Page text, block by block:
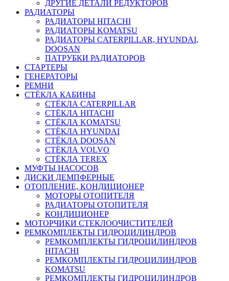
ДРУГИЕ ДЕТАЛИ РЕДУКТОРОВ
РАДИАТОРЫ
РАДИАТОРЫ HITACHI
РАДИАТОРЫ KOMATSU
РАДИАТОРЫ CATERPILLAR, HYUNDAI,
DOOSAN
ПАТРУБКИ РАДИАТОРОВ
СТАРТЕРЫ
ГЕНЕРАТОРЫ
РЕМНИ
СТЁКЛА КАБИНЫ
СТЁКЛА CATERPILLAR
СТЁКЛА HITACHI
СТЁКЛА KOMATSU
СТЁКЛА HYUNDAI
СТЁКЛА DOOSAN
СТЁКЛА VOLVO
СТЁКЛА TEREX
МУФТЫ НАСОСОВ
ДИСКИ ДЕМПФЕРНЫЕ
ОТОПЛЕНИЕ, КОНДИЦИОНЕР
МОТОРЫ ОТОПИТЕЛЯ
РАДИАТОРЫ ОТОПИТЕЛЯ
КОНДИЦИОНЕР
МОТОРЧИКИ СТЕКЛООЧИСТИТЕЛЕЙ
РЕМКОМПЛЕКТЫ ГИДРОЦИЛИНДРОВ
РЕМКОМПЛЕКТЫ ГИДРОЦИЛИНДРОВ
HITACHI
РЕМКОМПЛЕКТЫ ГИДРОЦИЛИНДРОВ
KOMATSU
РЕМКОМПЛЕКТЫ ГИДРОЦИЛИНДРОВ